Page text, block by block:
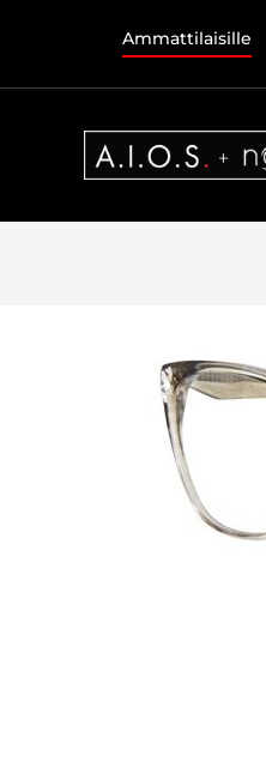
Ammattilaisille